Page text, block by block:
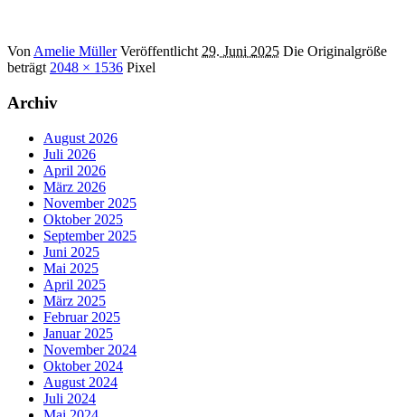
VonAmelie Müller Veröffentlicht29. Juni 2025 Die Originalgröße
beträgt2048 × 1536 Pixel
Archiv
August 2026
Juli 2026
April 2026
März 2026
November 2025
Oktober 2025
September 2025
Juni 2025
Mai 2025
April 2025
März 2025
Februar 2025
Januar 2025
November 2024
Oktober 2024
August 2024
Juli 2024